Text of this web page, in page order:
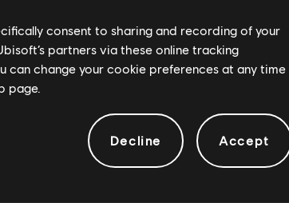
consent to sharing and recording of your
partners via these online tracking
can change your cookie preferences at any time
page.
Decline Accept